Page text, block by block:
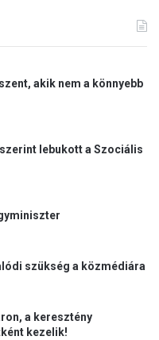
akik nem a könnyebb
lebukott a Szociális
szükség a közmédiára
a keresztény
kezelik!